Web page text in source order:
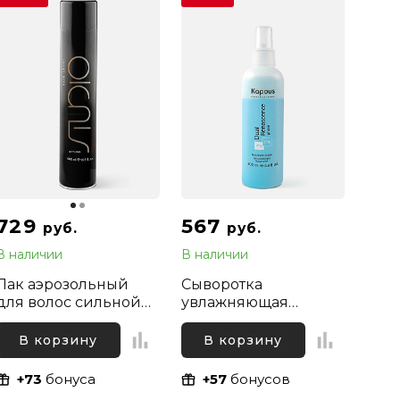
руб.
наличии
аэрозольный
волос сильной
Kapous
Professional, 500 мл
В корзину
+73 бонуса
567 руб.
В наличии
Сыворотка
увлажняющая
Kapous Professional
Dual Renascence 2
Phase, 200 мл
В корзину
+57бонусов